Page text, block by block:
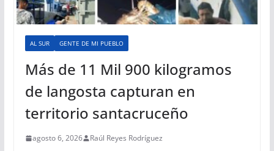
AL SUR GENTE DE MI PUEBLO
Más de 11 Mil 900 kilogramos
de langosta capturan en
territorio santacruceño
agosto 6, 2026 Raúl Reyes Rodríguez